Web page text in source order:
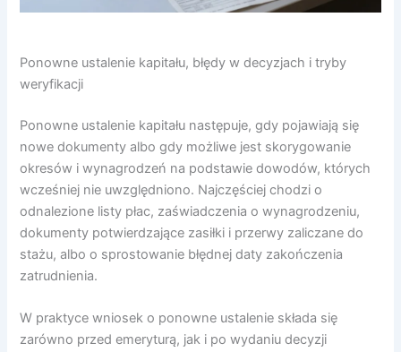
Ponowne ustalenie kapitału, błędy w decyzjach i tryby
weryfikacji
Ponowne ustalenie kapitału następuje, gdy pojawiają się
nowe dokumenty albo gdy możliwe jest skorygowanie
okresów i wynagrodzeń na podstawie dowodów, których
wcześniej nie uwzględniono. Najczęściej chodzi o
odnalezione listy płac, zaświadczenia o wynagrodzeniu,
dokumenty potwierdzające zasiłki i przerwy zaliczane do
stażu, albo o sprostowanie błędnej daty zakończenia
zatrudnienia.
W praktyce wniosek o ponowne ustalenie składa się
zarówno przed emeryturą, jak i po wydaniu decyzji